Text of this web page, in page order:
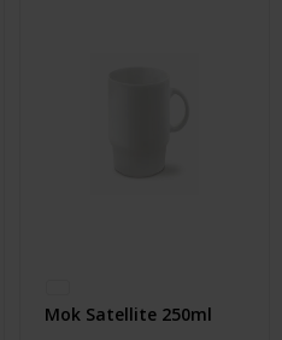
Mok Satellite 250ml